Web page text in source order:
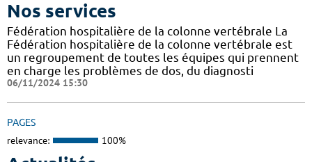
Nos services
Fédération hospitalière de la colonne vertébrale La
Fédération hospitalière de la colonne vertébrale est
un regroupement de toutes les équipes qui prennent
en charge les problèmes de dos, du diagnosti
06/11/2024 15:30
PAGES
relevance: 100%